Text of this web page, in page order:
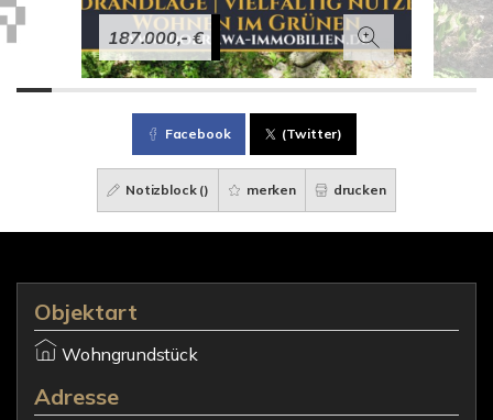
187.000,- €
Facebook (Twitter)
Notizblock () merken drucken
Objektart
Wohngrundstück
Adresse